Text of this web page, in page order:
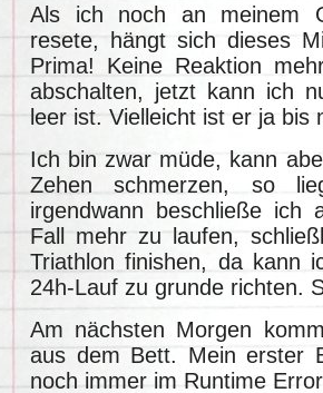
Als ich noch an meinem
resete, hängt sich dieses
Prima! Keine Reaktion
abschalten, jetzt kann ich
leer ist. Vielleicht ist er ja bis
Ich bin zwar müde, kann
Zehen schmerzen, so
irgendwann beschließe ich
Fall mehr zu laufen,
Triathlon finishen, da kann
24h-Lauf zu grunde richten.
Am nächsten Morgen
aus dem Bett. Mein erster
noch immer im Runtime